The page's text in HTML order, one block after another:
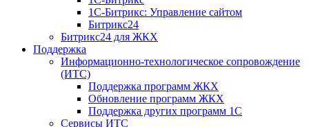
1С-Битрикс: Управление сайтом
Битрикс24
Битрикс24 для ЖКХ
Поддержка
Информационно-технологическое сопровождение
(ИТС)
Поддержка программ ЖКХ
Обновление программ ЖКХ
Поддержка других программ 1С
Сервисы ИТС